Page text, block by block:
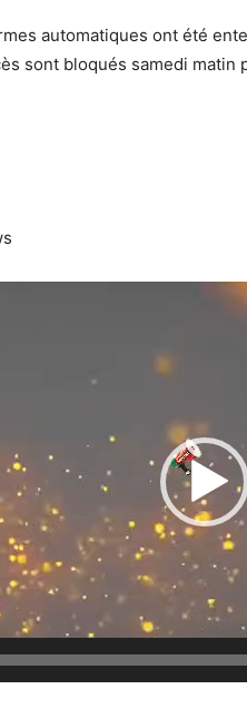
automatiques ont été
sont bloqués samedi matin